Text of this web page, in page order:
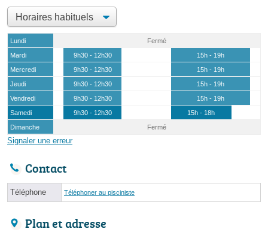
Lundi
Fermé
Mardi
9h30 - 12h30
15h - 19h
Mercredi
9h30 - 12h30
15h - 19h
Jeudi
9h30 - 12h30
15h - 19h
Vendredi
9h30 - 12h30
15h - 19h
Samedi
9h30 - 12h30
15h - 18h
Dimanche
Fermé
Signaler une erreur
Contact
Téléphone Téléphoner au pisciniste
Plan et adresse